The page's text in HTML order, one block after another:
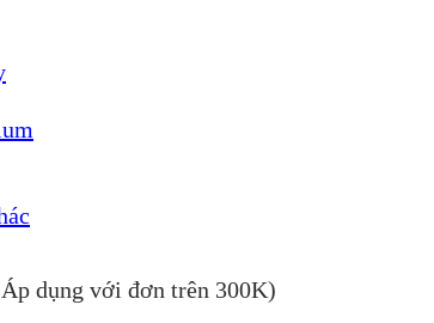
dụng với đơn trên 300K)